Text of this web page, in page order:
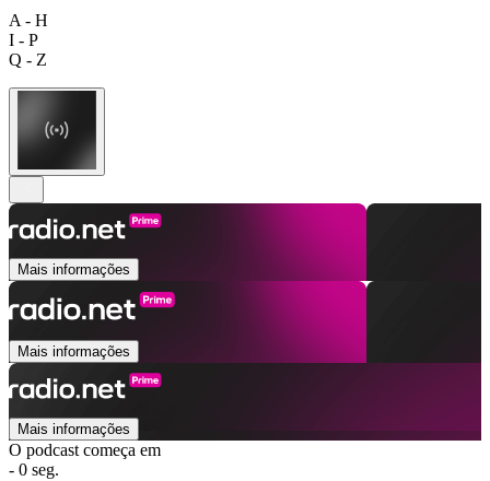
A - H
I - P
Q - Z
Mais informações
Mais informações
Mais informações
O podcast começa em
- 0 seg.